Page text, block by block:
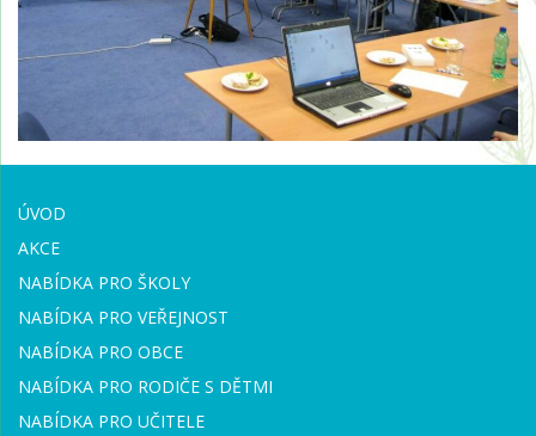
ÚVOD
AKCE
NABÍDKA PRO ŠKOLY
NABÍDKA PRO VEŘEJNOST
NABÍDKA PRO OBCE
NABÍDKA PRO RODIČE S DĚTMI
NABÍDKA PRO UČITELE